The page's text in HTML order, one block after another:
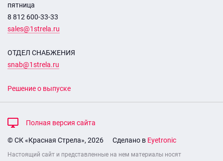
пятница
8 812 600-33-33
sales@1strela.ru
ОТДЕЛ СНАБЖЕНИЯ
snab@1strela.ru
Решение о выпуске
Полная версия сайта
© СК «Красная Стрела», 2026 Сделано в Eyetronic
Настоящий сайт и представленные на нем материалы носят